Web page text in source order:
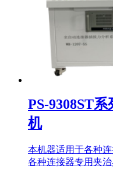
PS-9308ST
机
本机器适用于各种
各种连接器专用夹